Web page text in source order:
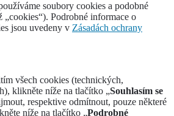
soubory cookies a podobné
„cookies“). Podrobné informace o
jsou uvedeny v Zásadách ochrany
všech cookies (technických,
klikněte níže na tlačítko „Souhlasím se
respektive odmítnout, pouze některé
níže na tlačítko „Podrobné